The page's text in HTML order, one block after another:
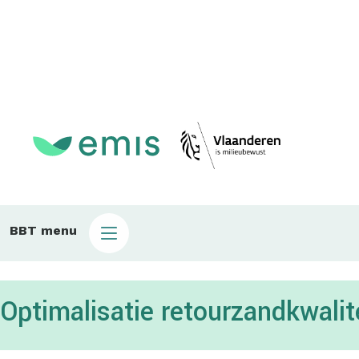
Main
bbt
BBT menu
Optimalisatie